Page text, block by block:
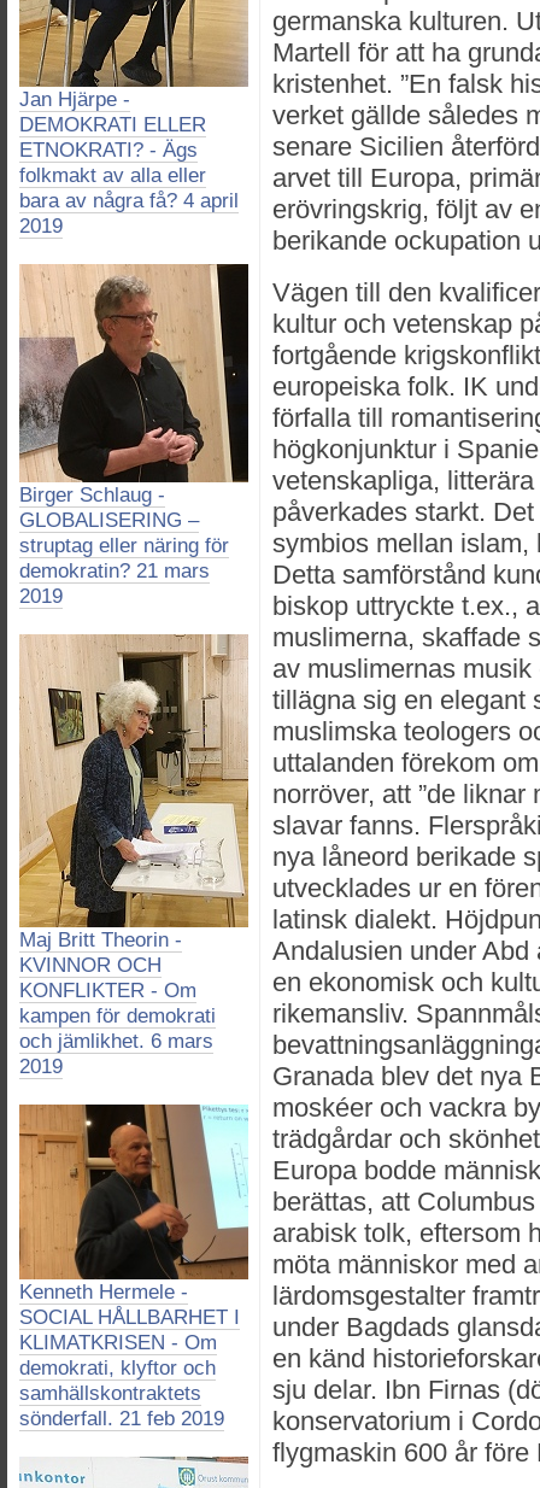
Jan Hjärpe -
DEMOKRATI ELLER
ETNOKRATI? - Ägs
folkmakt av alla eller
bara av några få? 4 april
2019
Birger Schlaug -
GLOBALISERING –
struptag eller näring för
demokratin? 21 mars
2019
Maj Britt Theorin -
KVINNOR OCH
KONFLIKTER - Om
kampen för demokrati
och jämlikhet. 6 mars
2019
Kenneth Hermele -
SOCIAL HÅLLBARHET I
KLIMATKRISEN - Om
demokrati, klyftor och
samhällskontraktets
sönderfall. 21 feb 2019
germanska kulturen.
Martell för att ha
kristenhet. ”En falsk
verket gällde således
senare Sicilien
arvet till Europa,
erövringskrig, följt av
berikande ockupation
Vägen till den
kultur och vetenskap
fortgående
europeiska folk. IK
förfalla till
högkonjunktur i
vetenskapliga,
påverkades starkt.
symbios mellan islam,
Detta samförstånd
biskop uttryckte t.ex.,
muslimerna, skaffade
av muslimernas
tillägna sig en elegant
muslimska teologers
uttalanden förekom
norröver, att ”de liknar
slavar fanns.
nya låneord berikade
utvecklades ur en
latinsk dialekt.
Andalusien under
en ekonomisk och
rikemansliv.
Granada blev det nya
moskéer och vackra
trädgårdar och
Europa bodde
berättas, att
arabisk tolk, eftersom
möta människor med
lärdomsgestalter
under Bagdads
en känd
sju delar. Ibn Firnas
konservatorium i
flygmaskin 600 år före